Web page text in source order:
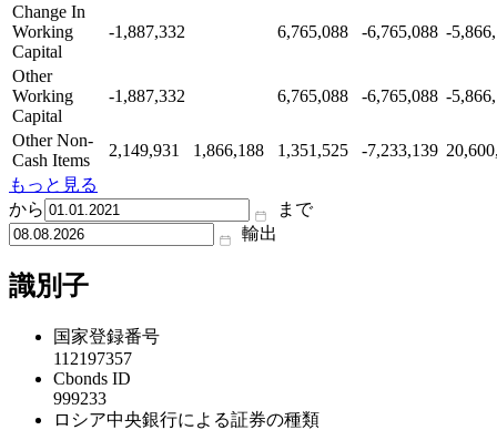
Change In
Working
Capital
-1,887,332 6,765,088 -6,765,088 -
Other
Working
Capital
-1,887,332 6,765,088 -6,765,088 -
Other Non-
Cash Items
2,149,931 1,866,188 1,351,525 -7,233,139
もっと見る
から
まで
輸出
識別子
国家登録番号
112197357
Cbonds ID
999233
ロシア中央銀行による証券の種類